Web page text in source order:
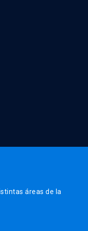
áreas de la